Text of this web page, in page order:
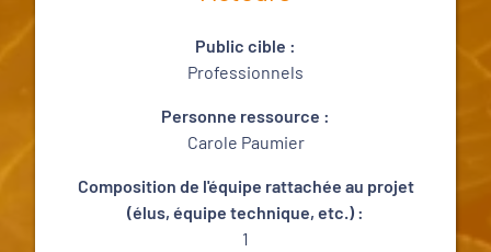
Public cible :
Professionnels
Personne ressource :
Carole Paumier
Composition de l'équipe rattachée au projet
(élus, équipe technique, etc.) :
1